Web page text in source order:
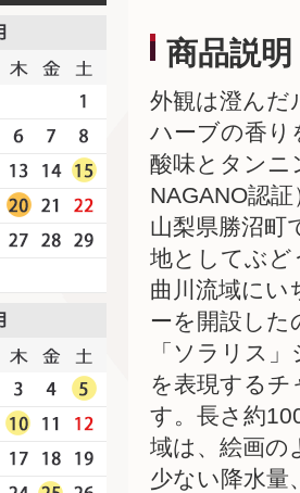
商品説明
外観は澄んだ
ハーブの香り
酸味とタンニ
NAGANO認証
山梨県勝沼町
地としてぶど
曲川流域にい
ーを開設し
「ソラリス
を表現する
す。長さ約
域は、絵画の
少ない降水量